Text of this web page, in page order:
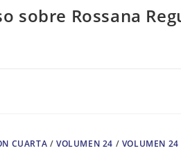
sobre Rossana
CUARTA /VOLUMEN 24 / VOLUMEN